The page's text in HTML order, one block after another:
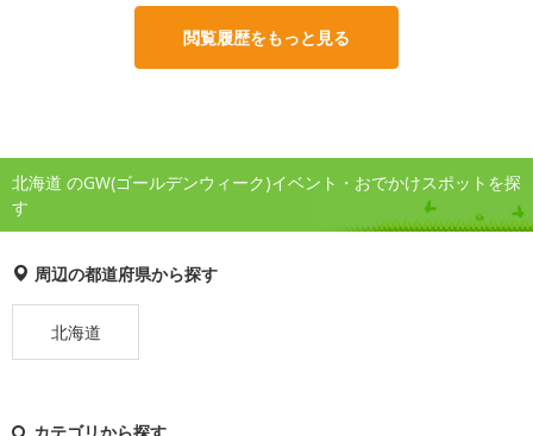
閲覧履歴をもっと見る
北海道 のGW(ゴールデンウィーク)イベント・おでかけスポットを探
す
周辺の都道府県から探す
北海道
カテゴリから探す